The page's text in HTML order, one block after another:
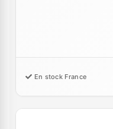
En stock France